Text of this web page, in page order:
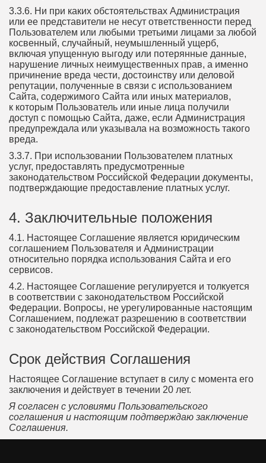
3.3.6. Ни при каких обстоятельствах Администрация
или ее представители не несут ответственности перед
Пользователем или любыми третьими лицами за любой
косвенный, случайный, неумышленный ущерб,
включая упущенную выгоду или потерянные данные,
нарушение личных неимущественных прав, а именно
причинение вреда чести, достоинству или деловой
репутации, полученные в связи с использованием
Сайта, содержимого Сайта или иных материалов,
к которым Пользователь или иные лица получили
доступ с помощью Сайта, даже, если Администрация
предупреждала или указывала на возможность такого
вреда.
3.3.7. При использовании Пользователем платных
услуг, предоставлять предусмотренные
законодательством Российской Федерации документы,
подтверждающие предоставление платных услуг.
4. Заключительные положения
4.1. Настоящее Соглашение является юридическим
соглашением Пользователя и Администрации
относительно порядка использования Сайта и его
сервисов.
4.2. Настоящее Соглашение регулируется и толкуется
в соответствии с законодательством Российской
Федерации. Вопросы, не урегулированные настоящим
Соглашением, подлежат разрешению в соответствии
с законодательством Российской Федерации.
Срок действия Соглашения
Настоящее Соглашение вступает в силу с момента его
заключения и действует в течении 20 лет.
Я согласен с условиями Пользовательского
соглашения и настоящим подтверждаю заключение
Соглашения.